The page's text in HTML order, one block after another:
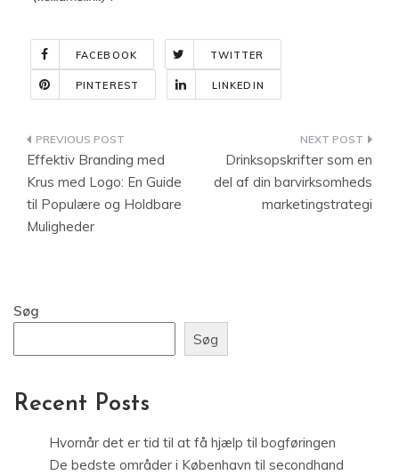
FACEBOOK TWITTER
PINTEREST LINKEDIN
Indlægsnavigation
Effektiv Branding med
Krus med Logo: En Guide
til Populære og Holdbare
Muligheder
Drinksopskrifter som en
del af din barvirksomheds
marketingstrategi
Søg
Søg
Recent Posts
Hvornår det er tid til at få hjælp til bogføringen
De bedste områder i København til secondhand